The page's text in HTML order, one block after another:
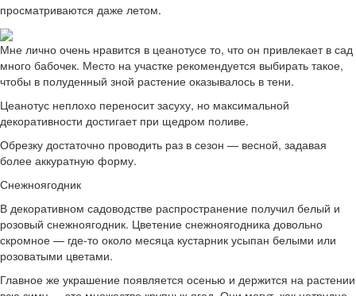
просматриваются даже летом.
Мне лично очень нравится в цеанотусе то, что он привлекает в сад
много бабочек. Место на участке рекомендуется выбирать такое,
чтобы в полуденный зной растение оказывалось в тени.
Цеанотус неплохо переносит засуху, но максимальной
декоративности достигает при щедром поливе.
Обрезку достаточно проводить раз в сезон — весной, задавая
более аккуратную форму.
Снежноягодник
В декоративном садоводстве распространение получил белый и
розовый снежноягодник. Цветение снежноягодника довольно
скромное — где-то около месяца кустарник усыпан белыми или
розоватыми цветами.
Главное же украшение появляется осенью и держится на растении